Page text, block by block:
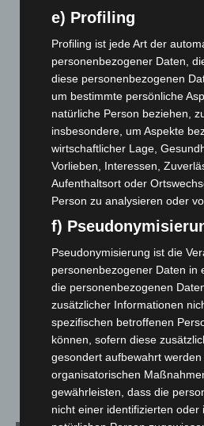
Niedersachsen: Feuerwehrkräfte
Hannover: Erste Tigermücken-
entdeckt
7. August 2026
Brand im „Haus der Begegnung“
eingedämmt
6. August 2026
Roten Kreuz
5. August 2026
Mann läuft mit Hockeyschläger
5. August 2026
Celle: Mensch stirbt bei Bagger-
5. August 2026
e) Profiling
Profiling ist jede Art der
personenbezogener Daten,
diese personenbezogenen
um bestimmte persönliche
natürliche Person beziehen,
insbesondere, um Aspekte
wirtschaftlicher Lage,
Vorlieben, Interessen,
Aufenthaltsort oder
Person zu analysieren oder
f)
Pseudonymisierung ist die
personenbezogener Daten in
die personenbezogenen
zusätzlicher Informationen
spezifischen betroffenen
können, sofern diese
gesondert aufbewahrt
organisatorischen
gewährleisten, dass die
nicht einer identifizierten oder